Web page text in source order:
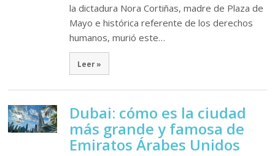
la dictadura Nora Cortiñas, madre de Plaza de
Mayo e histórica referente de los derechos
humanos, murió este…
Leer »
Dubai: cómo es la ciudad
más grande y famosa de
Emiratos Árabes Unidos